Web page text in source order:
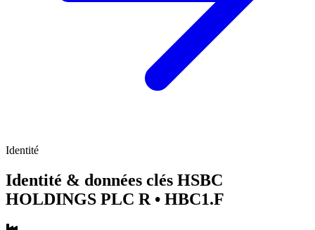
Identité
Identité & données clés HSBC
HOLDINGS PLC R • HBC1.F